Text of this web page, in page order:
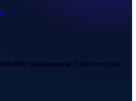
fiyatlandırma. Gizli ücret yok.